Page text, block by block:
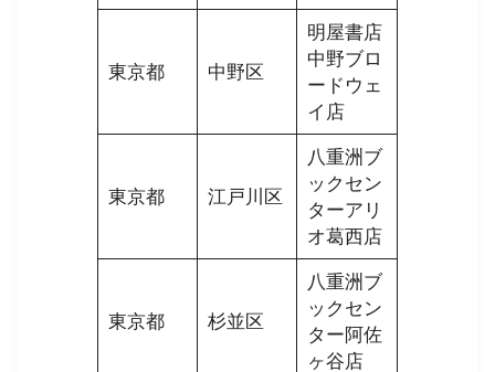
東京都 中野区
明屋書店
中野ブロ
ードウェ
イ店
東京都 江戸川区
八重洲ブ
ックセン
ターアリ
オ葛西店
東京都 杉並区
八重洲ブ
ックセン
ター阿佐
ヶ谷店